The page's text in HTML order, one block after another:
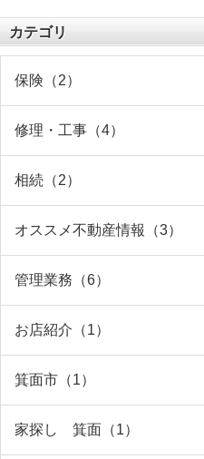
カテゴリ
保険（2）
修理・工事（4）
相続（2）
オススメ不動産情報（3）
管理業務（6）
お店紹介（1）
箕面市（1）
家探し 箕面（1）